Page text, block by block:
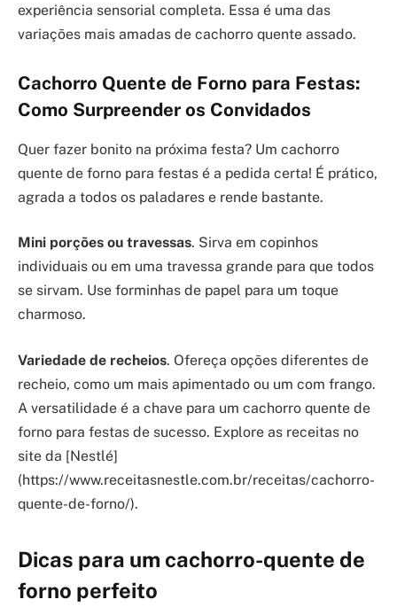
experiência sensorial completa. Essa é uma das
variações mais amadas de cachorro quente assado.
Cachorro Quente de Forno para Festas:
Como Surpreender os Convidados
Quer fazer bonito na próxima festa? Um cachorro
quente de forno para festas é a pedida certa! É prático,
agrada a todos os paladares e rende bastante.
Mini porções ou travessas. Sirva em copinhos
individuais ou em uma travessa grande para que todos
se sirvam. Use forminhas de papel para um toque
charmoso.
Variedade de recheios. Ofereça opções diferentes de
recheio, como um mais apimentado ou um com frango.
A versatilidade é a chave para um cachorro quente de
forno para festas de sucesso. Explore as receitas no
site da [Nestlé]
(https://www.receitasnestle.com.br/receitas/cachorro-
quente-de-forno/).
Dicas para um cachorro-quente de
forno perfeito